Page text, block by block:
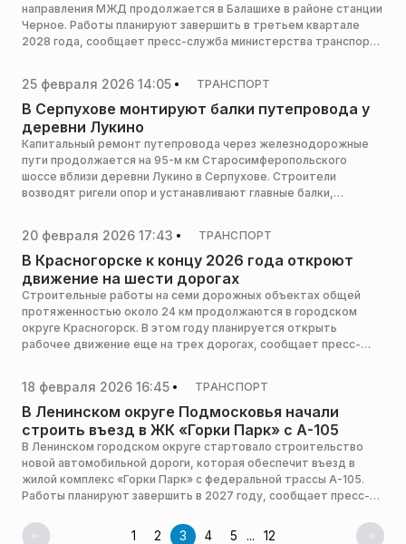
направления МЖД продолжается в Балашихе в районе станции
Черное. Работы планируют завершить в третьем квартале
2028 года, сообщает пресс-служба министерства транспорта
25 февраля 2026 14:05 ТРАНСПОРТ
В Серпухове монтируют балки путепровода у
деревни Лукино
Капитальный ремонт путепровода через железнодорожные
пути продолжается на 95-м км Старосимферопольского
шоссе вблизи деревни Лукино в Серпухове. Строители
возводят ригели опор и устанавливают главные балки,
20 февраля 2026 17:43 ТРАНСПОРТ
В Красногорске к концу 2026 года откроют
движение на шести дорогах
Строительные работы на семи дорожных объектах общей
протяженностью около 24 км продолжаются в городском
округе Красногорск. В этом году планируется открыть
рабочее движение еще на трех дорогах, сообщает пресс-
18 февраля 2026 16:45 ТРАНСПОРТ
В Ленинском округе Подмосковья начали
строить въезд в ЖК «Горки Парк» с А-105
В Ленинском городском округе стартовало строительство
новой автомобильной дороги, которая обеспечит въезд в
жилой комплекс «Горки Парк» с федеральной трассы А-105.
Работы планируют завершить в 2027 году, сообщает пресс-
инфраструктуры Московской области.
1 2 3 4 5 ... 12